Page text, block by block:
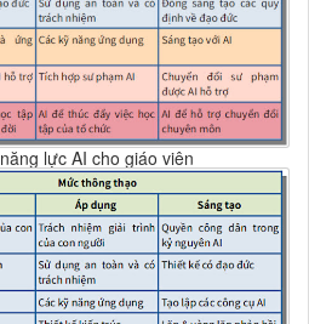
năng lực AI cho giáo viên